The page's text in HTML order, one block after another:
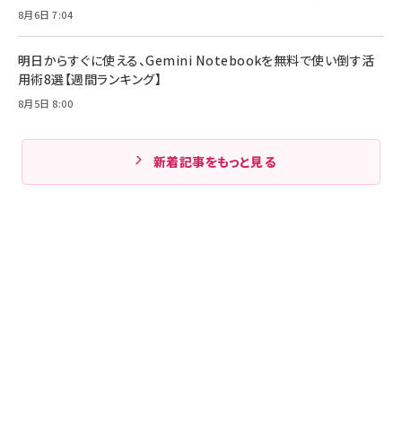
8月6日 7:04
明日からすぐに使える、Gemini Notebookを無料で使い倒す活
用術8選【週間ランキング】
8月5日 8:00
新着記事をもっと見る